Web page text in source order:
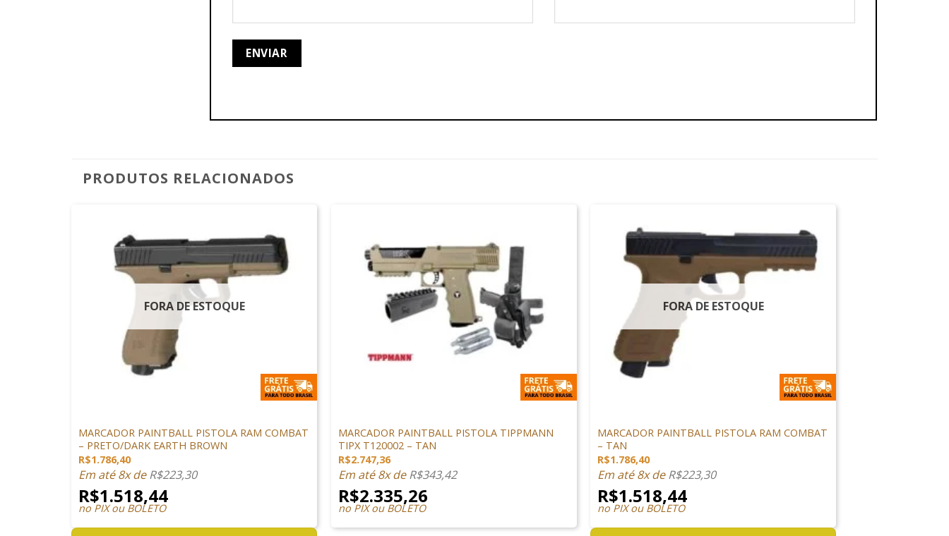
PRODUTOS RELACIONADOS
FORA DE ESTOQUE
MARCADOR PAINTBALL PISTOLA RAM COMBAT
– PRETO/DARK EARTH BROWN
R$1.786,40
Em até 8x deR$223,30
R$1.518,44
no PIX ou BOLETO
MARCADOR PAINTBALL PISTOLA TIPPMANN
TIPX T120002 – TAN
R$2.747,36
Em até 8x deR$343,42
R$2.335,26
no PIX ou BOLETO
FORA DE ESTOQUE
MARCADOR PAINTBALL PISTOLA RAM COMBAT
– TAN
R$1.786,40
Em até 8x deR$223,30
R$1.518,44
no PIX ou BOLETO